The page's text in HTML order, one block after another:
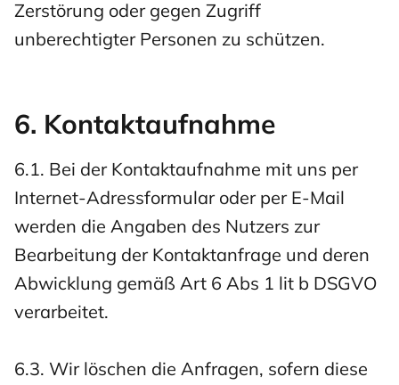
Zerstörung oder gegen Zugriff
unberechtigter Personen zu schützen.
6. Kontaktaufnahme
6.1. Bei der Kontaktaufnahme mit uns per
Internet-Adressformular oder per E-Mail
werden die Angaben des Nutzers zur
Bearbeitung der Kontaktanfrage und deren
Abwicklung gemäß Art 6 Abs 1 lit b DSGVO
verarbeitet.
6.3. Wir löschen die Anfragen, sofern diese